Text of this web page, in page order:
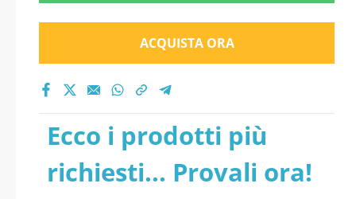
ACQUISTA ORA
Ecco i prodotti più
richiesti... Provali ora!